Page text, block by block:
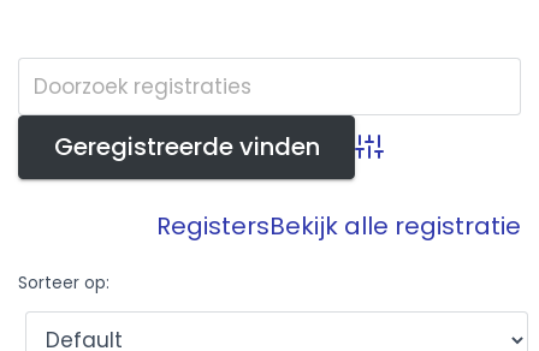
Advanced Search
RegistersBekijk alle registratie
Sorteer op: